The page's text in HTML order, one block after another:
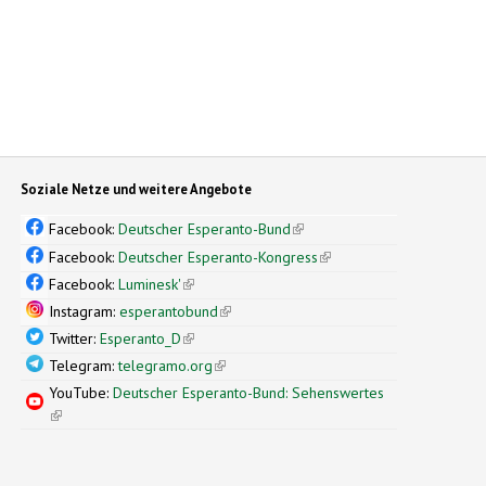
Soziale Netze und weitere Angebote
Facebook:Deutscher Esperanto-Bund(link is external)
Facebook:Deutscher Esperanto-Kongress(link is external)
Facebook:Luminesk'(link is external)
Instagram:esperantobund(link is external)
Twitter:Esperanto_D(link is external)
Telegram:telegramo.org(link is external)
YouTube:Deutscher Esperanto-Bund: Sehenswertes
(link is external)